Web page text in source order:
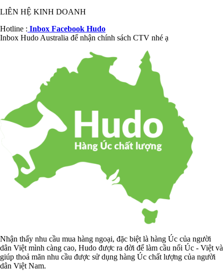
LIÊN HỆ KINH DOANH
Hotline : Inbox Facebook Hudo
Inbox Hudo Australia để nhận chính sách CTV nhé ạ
Nhận thấy nhu cầu mua hàng ngoại, đặc biệt là hàng Úc của người
dân Việt mình càng cao, Hudo được ra đời để làm cầu nối Úc - Việt và
giúp thoả mãn nhu cầu được sử dụng hàng Úc chất lượng của người
dân Việt Nam.